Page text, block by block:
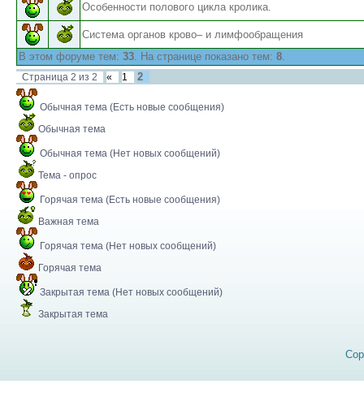
Особенности полового цикла кролика.
Система органов крово– и лимфообращения
В этом форуме тем: 33. На странице показано тем: 8.
Страница 2 из 2 « 1 2
Обычная тема (Есть новые сообщения)
Обычная тема
Обычная тема (Нет новых сообщений)
Тема - опрос
Горячая тема (Есть новые сообщения)
Важная тема
Горячая тема (Нет новых сообщений)
Горячая тема
Закрытая тема (Нет новых сообщений)
Закрытая тема